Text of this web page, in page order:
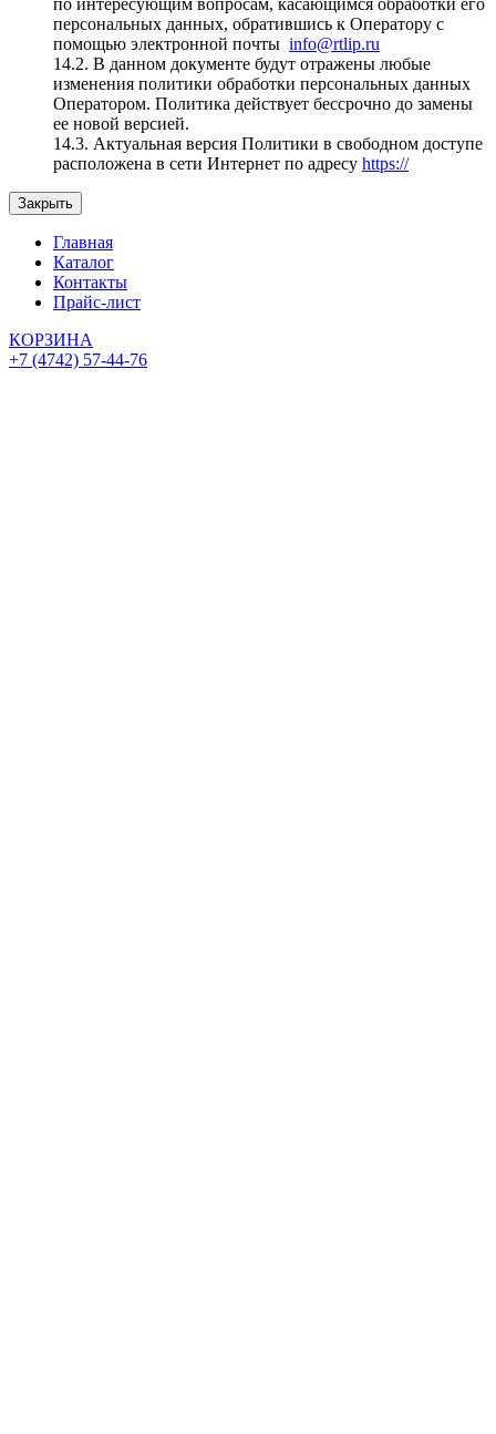
персональных данных, обратившись к Оператору с
помощью электронной почты info@rtlip.ru
14.2. В данном документе будут отражены любые
изменения политики обработки персональных данных
Оператором. Политика действует бессрочно до замены
ее новой версией.
14.3. Актуальная версия Политики в свободном доступе
расположена в сети Интернет по адресу https://
Закрыть
Главная
Каталог
Контакты
Прайс-лист
КОРЗИНА
+7 (4742) 57-44-76